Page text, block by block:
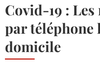
Covid-19 :
par téléphone
domicile